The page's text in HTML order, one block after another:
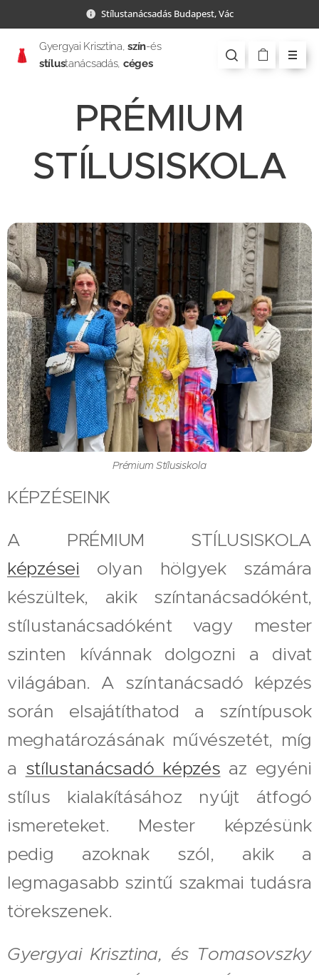
Stílustanácsadás Budapest, Vác
Gyergyai Krisztina, szín-és
stílustanácsadás, céges
PRÉMIUM
STÍLUSISKOLA
Prémium Stílusiskola
KÉPZÉSEINK
A PRÉMIUM STÍLUSISKOLA
képzései olyan hölgyek számára
készültek, akik színtanácsadóként,
stílustanácsadóként vagy mester
szinten kívánnak dolgozni a divat
világában. A színtanácsadó képzés
során elsajátíthatod a színtípusok
meghatározásának művészetét, míg
a stílustanácsadó képzés az egyéni
stílus kialakításához nyújt átfogó
ismereteket. Mester képzésünk
pedig azoknak szól, akik a
legmagasabb szintű szakmai tudásra
törekszenek.
Gyergyai Krisztina, és Tomasovszky